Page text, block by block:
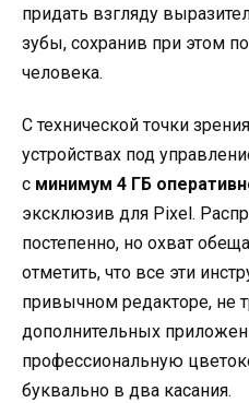
придать взгляду
зубы, сохранив при этом
человека.
С технической точки
устройствах под
с минимум 4 ГБ
эксклюзив для Pixel.
постепенно, но охват
отметить, что все эти
привычном редакторе, не
дополнительных
профессиональную
буквально в два касания.